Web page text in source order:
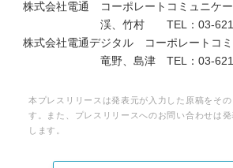
株式会社電通 コーポレートコミュニケ
渓、竹村 TEL：03-6216-
株式会社電通デジタル コーポレートコミ
竜野、島津 TEL：03-6217-
本プレスリリースは発表元が入力した原稿をその
す。また、プレスリリースへのお問い合わせは
します。